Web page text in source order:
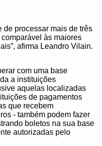
de processar mais de três
às maiores
afirma Leandro Vilain.
com uma base
a instituições
aquelas localizadas
de pagamentos
que recebem
- também podem fazer
boletos na sua base
autorizadas pelo